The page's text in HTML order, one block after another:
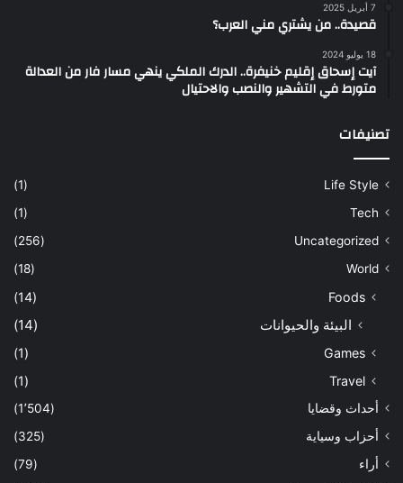
7 أبريل 2025
قصيدة.. من يشتري مني العرب؟
18 يوليو 2024
آيت إسحاق إقليم خنيفرة.. الدرك الملكي ينهي مسار فار من العدالة
متورط في التشهير والنصب والاحتيال
تصنيفات
Life Style
(1)
Tech
(1)
Uncategorized
(256)
World
(18)
Foods
(14)
البيئة والحيوانات (14)
Games
(1)
Travel
(1)
أحداث وقضايا
(1٬504)
أحزاب وسياية
(325)
أراء
(79)